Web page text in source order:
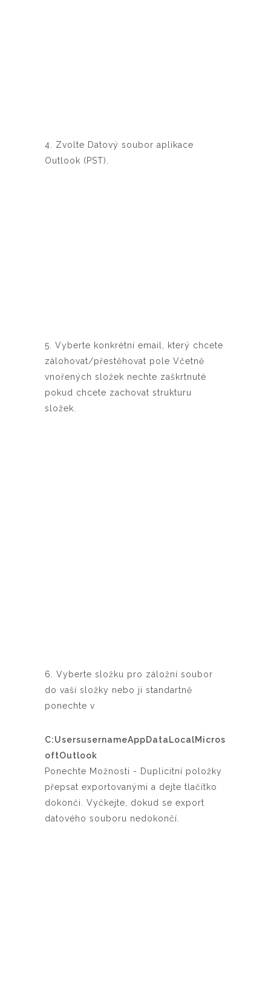
4. Zvolte Datový soubor aplikace
Outlook (PST).
5. Vyberte konkrétní email, který chcete
zálohovat/přestěhovat pole Včetně
vnořených složek nechte zaškrtnuté
pokud chcete zachovat strukturu
složek.
6. Vyberte složku pro záložní soubor
do vaší složky nebo ji standartně
ponechte v
C:UsersusernameAppDataLocalMicros
oftOutlook
Ponechte Možnosti - Duplicitní položky
přepsat exportovanými a dejte tlačítko
dokonči. Vyčkejte, dokud se export
datového souboru nedokončí.